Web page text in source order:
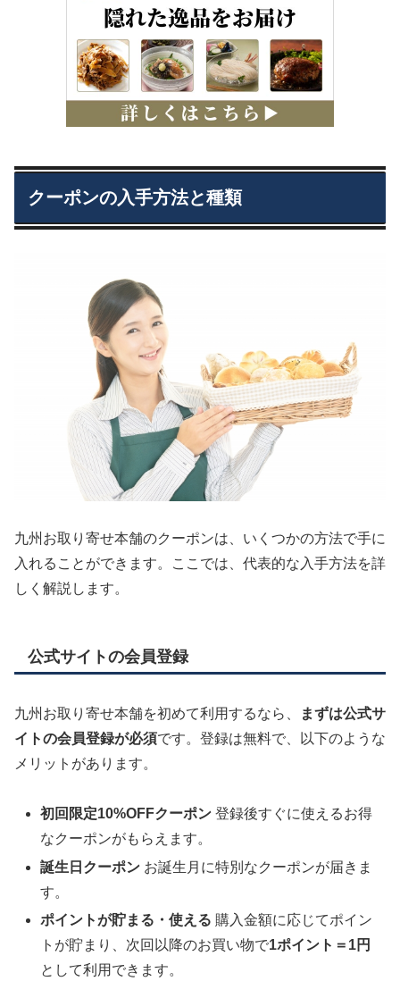
クーポンの入手方法と種類
九州お取り寄せ本舗のクーポンは、いくつかの方法で手に
入れることができます。ここでは、代表的な入手方法を詳
しく解説します。
公式サイトの会員登録
九州お取り寄せ本舗を初めて利用するなら、
まずは公式サ
イトの会員登録が必須です。登録は無料で、以下のような
メリットがあります。
初回限定10%OFFクーポン 登録後すぐに使えるお得
なクーポンがもらえます。
誕生日クーポン お誕生月に特別なクーポンが届きま
す。
ポイントが貯まる・使える 購入金額に応じてポイン
トが貯まり、次回以降のお買い物で1ポイント＝1円
として利用できます。